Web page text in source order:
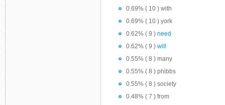
0.69% ( 10 ) with
0.69% ( 10 ) york
0.62% ( 9 ) need
0.62% ( 9 ) will
0.55% ( 8 ) many
0.55% ( 8 ) phibbs
0.55% ( 8 ) society
0.48% ( 7 ) from